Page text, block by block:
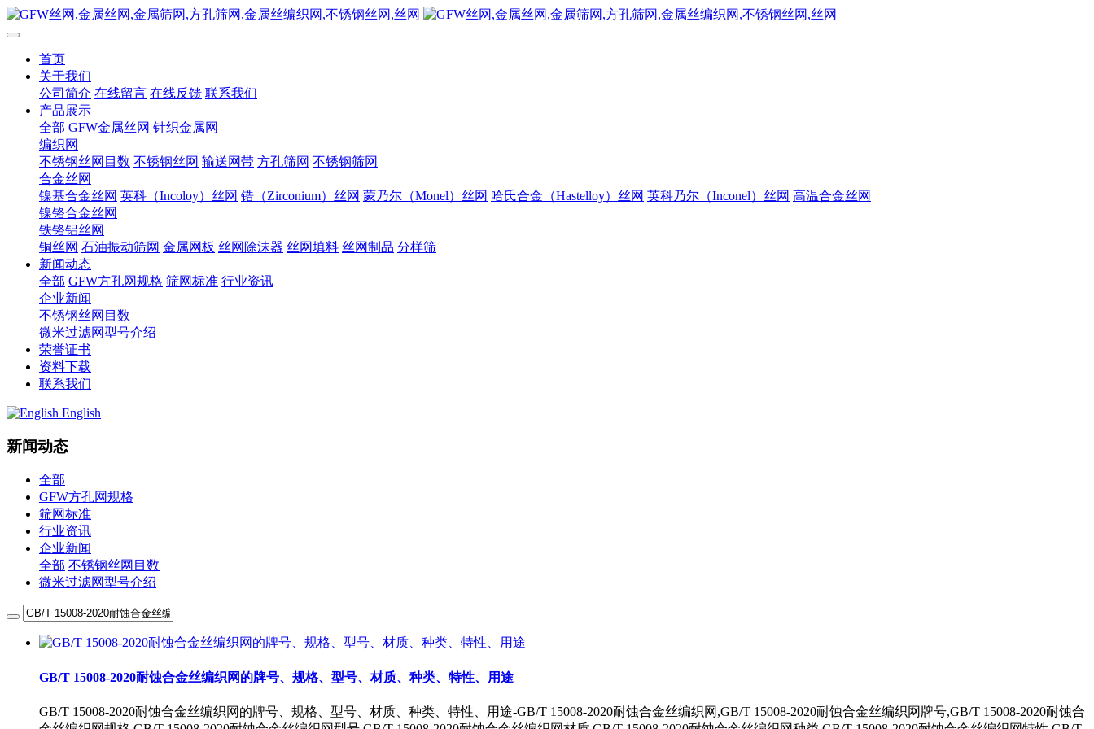
首页
关于我们
公司简介 在线留言 在线反馈 联系我们
产品展示
全部 GFW金属丝网 针织金属网
编织网
不锈钢丝网目数 不锈钢丝网 输送网带 方孔筛网 不锈钢筛网
合金丝网
镍基合金丝网 英科（Incoloy）丝网 锆（Zirconium）丝网 蒙乃尔（Monel）丝网 哈氏合金（Hastelloy）丝网 英科乃尔（Inconel）丝网 高温合金丝网
镍铬合金丝网
铁铬铝丝网
铜丝网 石油振动筛网 金属网板 丝网除沫器 丝网填料 丝网制品 分样筛
新闻动态
全部 GFW方孔网规格 筛网标准 行业资讯
企业新闻
不锈钢丝网目数
微米过滤网型号介绍
荣誉证书
资料下载
联系我们
English
新闻动态
全部
GFW方孔网规格
筛网标准
行业资讯
企业新闻
全部 不锈钢丝网目数
微米过滤网型号介绍
GB/T 15008-2020耐蚀合金丝编织网的牌号、规格、型号、材质、种类、特性、用途
GB/T 15008-2020耐蚀合金丝编织网的牌号、规格、型号、材质、种类、特性、用途-GB/T 15008-2020耐蚀合金丝编织网,GB/T 15008-2020耐蚀合金丝编织网牌号,GB/T 15008-2020耐蚀合